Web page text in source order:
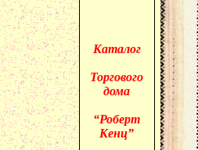
Каталог
Торгового
дома
“Роберт
Кенц”